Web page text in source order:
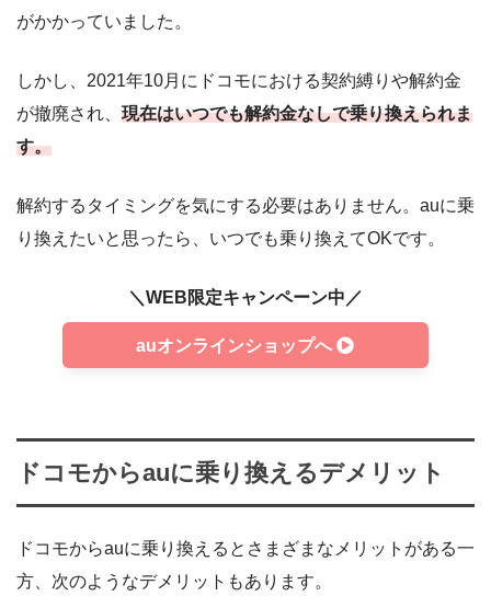
がかかっていました。
しかし、2021年10月にドコモにおける契約縛りや解約金
が撤廃され、 現在はいつでも解約金なしで乗り換えられま
す。
解約するタイミングを気にする必要はありません。auに乗
り換えたいと思ったら、いつでも乗り換えてOKです。
＼WEB限定キャンペーン中／
auオンラインショップへ
ドコモからauに乗り換えるデメリット
ドコモからauに乗り換えるとさまざまなメリットがある一
方、次のようなデメリットもあります。